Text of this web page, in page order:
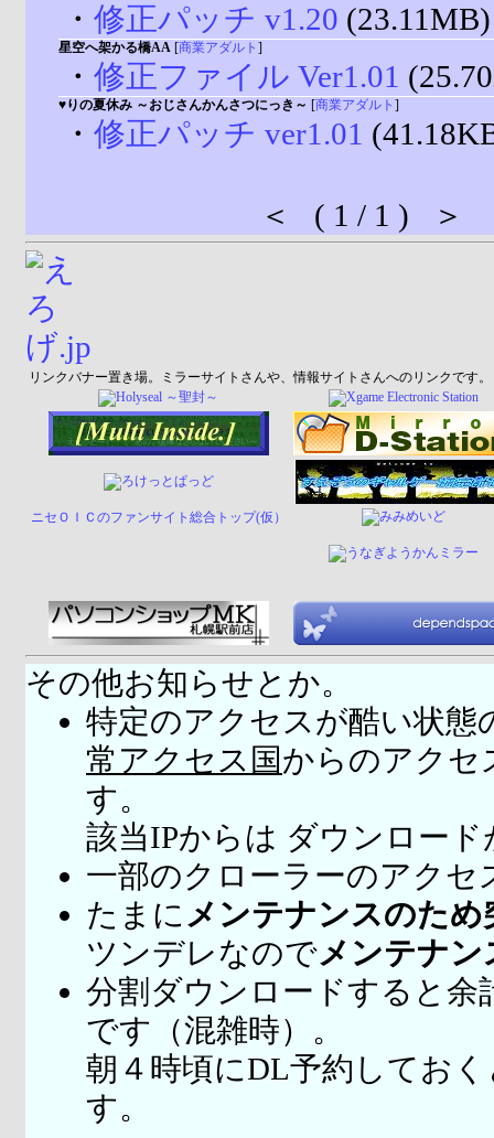
・ 修正パッチ v1.20 (23.11MB)
星空へ架かる橋AA [商業アダルト ]
・ 修正ファイル Ver1.01
♥りの夏休み ～おじさんかんさつにっき～ [商業アダルト ]
・ 修正パッチ ver1.01
＜ ( 1 / 1 ) ＞
リンクバナー置き場。ミラーサイトさんや、情報サイトさんへのリンクです。
ニセＯＩＣのファンサイト総合トップ(仮）
その他お知らせとか。
特定のアクセスが酷い状態
常アクセス国からのアクセ
す。
該当IPからは ダウンロー
一部のクローラーのアクセ
たまに メンテナンスのため
ツンデレなのでメンテナ
分割ダウンロードすると余
です（混雑時）。
朝４時頃にDL予約してお
す。